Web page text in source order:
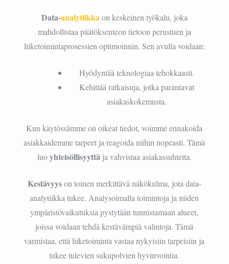
Data-analytiikkaon keskeinen työkalu, joka
mahdollistaa päätöksenteon tietoon perustuen ja
liiketoimintaprosessien optimoinnin. Sen avulla voidaan:
Hyödyntää teknologiaa tehokkaasti.
Kehittää ratkaisuja, jotka parantavat
asiakaskokemusta.
Kun käytössämme on oikeat tiedot, voimme ennakoida
asiakkaidemme tarpeet ja reagoida niihin nopeasti. Tämä
luoyhteisöllisyyttä ja vahvistaa asiakassuhteita.
Kestävyyson toinen merkittävä näkökulma, jota data-
analytiikka tukee. Analysoimalla toimintoja ja niiden
ympäristövaikutuksia pystytään tunnistamaan alueet,
joissa voidaan tehdä kestävämpiä valintoja. Tämä
varmistaa, että liiketoiminta vastaa nykyisiin tarpeisiin ja
tukee tulevien sukupolvien hyvinvointia.